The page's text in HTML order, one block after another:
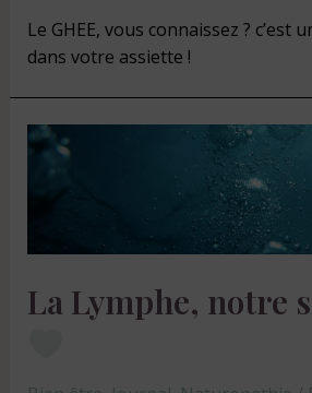
Le GHEE, vous connaissez ? c’est
dans votre assiette !
La Lymphe, notre